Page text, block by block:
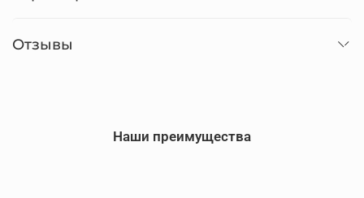
Отзывы
Наши преимущества